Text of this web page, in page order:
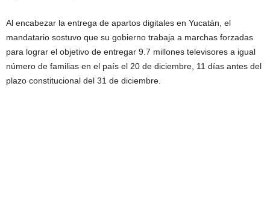
Al encabezar la entrega de apartos digitales en Yucatán, el
mandatario sostuvo que su gobierno trabaja a marchas forzadas
para lograr el objetivo de entregar 9.7 millones televisores a igual
número de familias en el país el 20 de diciembre, 11 días antes del
plazo constitucional del 31 de diciembre.